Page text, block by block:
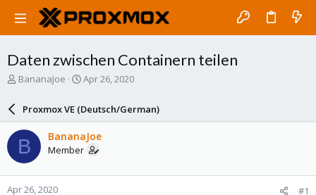
Daten zwischen Containern teilen
T
a
d
s
t
a
r
BananaJoe
S
a
r
d
e
Apr 26, 2020
Proxmox VE (Deutsch/German)
B BananaJoe
Member
Apr 26, 2020 #1